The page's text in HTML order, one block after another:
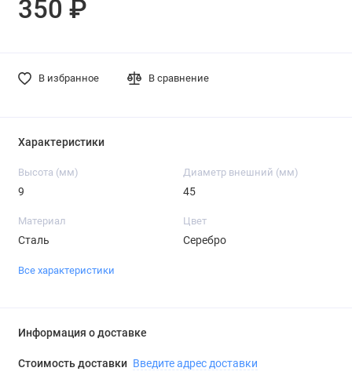
350 ₽
В избранное В сравнение
Характеристики
Высота (мм)
9
Диаметр внешний (мм)
45
Материал
Сталь
Цвет
Серебро
Все характеристики
Информация о доставке
Стоимость доставки Введите адрес доставки